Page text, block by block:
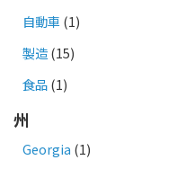
自動車 (1)
製造(15)
食品(1)
州
Georgia (1)